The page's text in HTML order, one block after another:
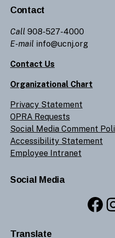
Contact
Call 908-527-4000
E-mail info@ucnj.org
Contact Us
Organizational Chart
Privacy Statement
OPRA Requests
Social Media Comment
Accessibility Statement
Employee Intranet
Social Media
Translate